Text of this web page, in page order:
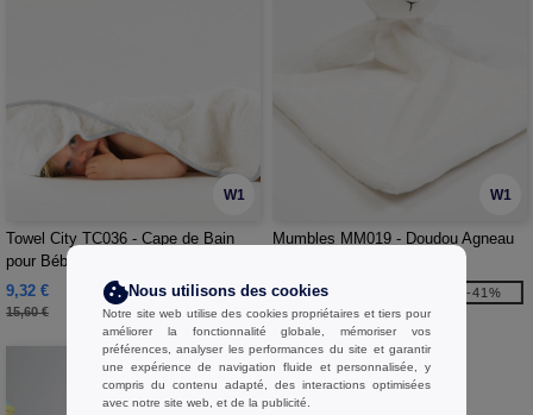
W1
Towel City TC036 - Cape de Bain
pour Bébé
9,32 €
15,60 €
-40%
W1
Mumbles MM019 - Doudou Agneau
7,14 €
12,00 €
-41%
Nous utilisons des cookies
Notre site web utilise des cookies propriétaires et tiers pour
améliorer la fonctionnalité globale, mémoriser vos
préférences, analyser les performances du site et garantir
une expérience de navigation fluide et personnalisée, y
compris du contenu adapté, des interactions optimisées
avec notre site web, et de la publicité.